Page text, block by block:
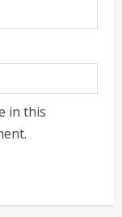
in this